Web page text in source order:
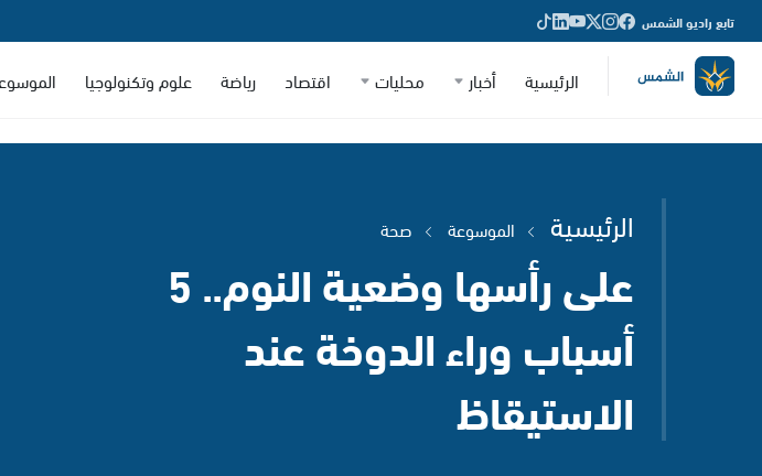
تابع راديو الشمس
الرئيسية أخبار محليات اقتصاد رياضة علوم وتكنولوجيا
الرئيسية الموسوعة صحة
على رأسها وضعية النوم.. 5
أسباب وراء الدوخة عند
الاستيقاظ